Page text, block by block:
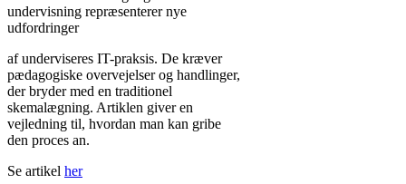
undervisning repræsenterer nye
udfordringer
af underviseres IT-praksis. De kræver
pædagogiske overvejelser og handlinger,
der bryder med en traditionel
skemalægning. Artiklen giver en
vejledning til, hvordan man kan gribe
den proces an.
Se artikel her